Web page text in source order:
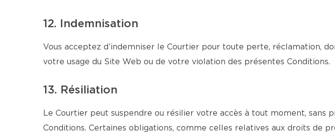
12. Indemnisation
Vous acceptez d’indemniser le Courtier pour toute perte, réclamation,
votre usage du Site Web ou de votre violation des présentes Conditions.
13. Résiliation
Le Courtier peut suspendre ou résilier votre accès à tout moment, sans
Conditions. Certaines obligations, comme celles relatives aux droits